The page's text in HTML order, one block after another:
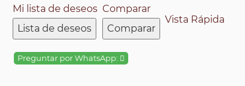
Mi lista de deseos
Lista de deseos
Comparar
Comparar
Vista Rápida
Preguntar por WhatsApp: